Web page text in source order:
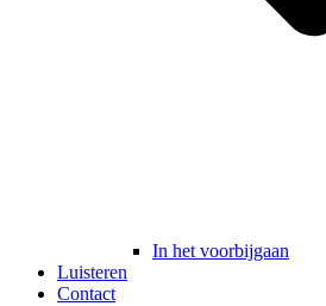
In het voorbijgaan
Luisteren
Contact